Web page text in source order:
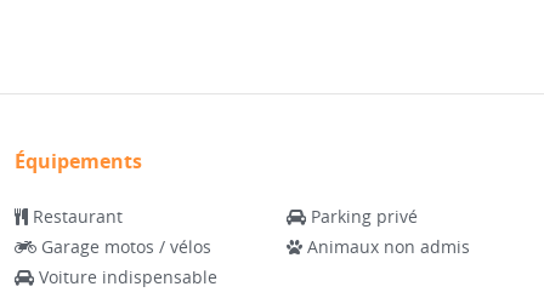
Équipements
Restaurant
Parking privé
Garage motos / vélos
Animaux non admis
Voiture indispensable